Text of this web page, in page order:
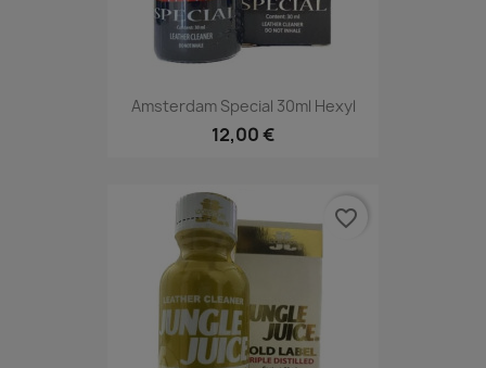
Amsterdam Special 30ml Hexyl
12,00 €
favorite_border